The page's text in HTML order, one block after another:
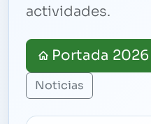
actividades.
Portada 2026
Noticias